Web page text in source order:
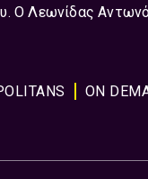
Ο Λεωνίδας
ON